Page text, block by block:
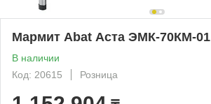
Мармит Abat Аста ЭМК-70КМ-01
В наличии
Код: 20615
Розница